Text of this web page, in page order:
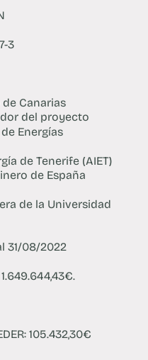
3
Canarias
del proyecto
Energías
de Tenerife (AIET)
de España
de la Universidad
31/08/2022
1.649.644,43€.
105.432,30€